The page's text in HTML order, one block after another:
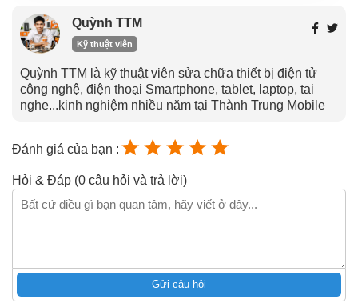
Quỳnh TTM
Kỹ thuật viên
Quỳnh TTM là kỹ thuật viên sửa chữa thiết bị điện tử
công nghệ, điện thoại Smartphone, tablet, laptop, tai
nghe...kinh nghiệm nhiều năm tại Thành Trung Mobile
Đánh giá của bạn :
Hỏi & Đáp (0 câu hỏi và trả lời)
Gửi câu hỏi